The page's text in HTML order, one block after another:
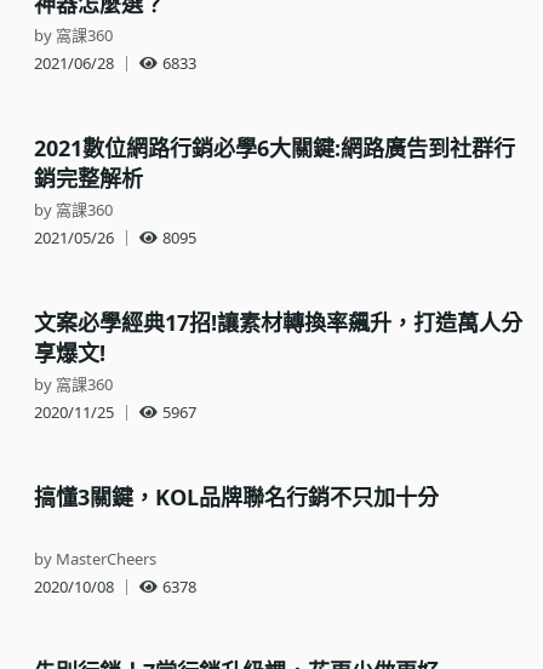
by 窩課360
2021/06/28 ｜ 6833
2021數位網路行銷必學6大關鍵:網路廣告到社群行
銷完整解析
by 窩課360
2021/05/26 ｜ 8095
文案必學經典17招!讓素材轉換率飆升，打造萬人分
享爆文!
by 窩課360
2020/11/25 ｜ 5967
搞懂3關鍵，KOL品牌聯名行銷不只加十分
by MasterCheers
2020/10/08 ｜ 6378